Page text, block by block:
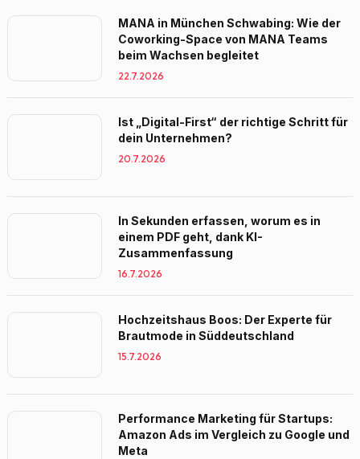
MANA in München Schwabing: Wie der
Coworking-Space von MANA Teams
beim Wachsen begleitet
22.7.2026
Ist „Digital-First“ der richtige Schritt für
dein Unternehmen?
20.7.2026
In Sekunden erfassen, worum es in
einem PDF geht, dank KI-
Zusammenfassung
16.7.2026
Hochzeitshaus Boos: Der Experte für
Brautmode in Süddeutschland
15.7.2026
Performance Marketing für Startups:
Amazon Ads im Vergleich zu Google und
Meta